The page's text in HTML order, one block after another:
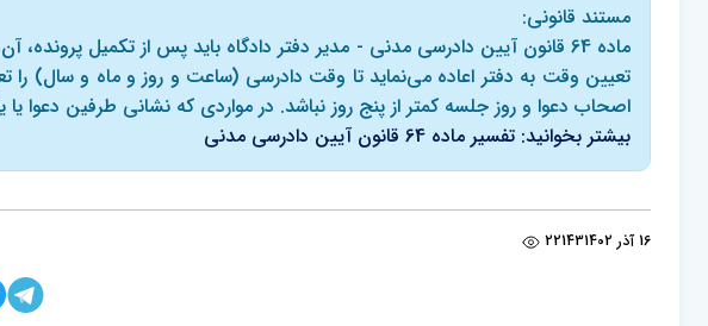
مستند قانونی:
ماده 64 قانون آیین دادرسی مدنی - مدیر دفتر دادگاه باید پس از تکمیل
تعیین وقت به دفتر اعاده می‌نماید تا وقت دادرسی (ساعت و روز و ماه و سال)
اصحاب دعوا و روز جلسه کمتر از پنج روز نباشد. در مواردی که نشانی طرفین دعوا
بیشتر بخوانید: تفسیر ماده 64 قانون آیین دادرسی مدنی
16 آذر 1402 22143